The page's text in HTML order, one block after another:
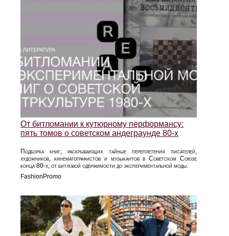
От битломании к кутюрному перформансу:
пять томов о советском андеграунде 80‑х
Подборка книг, раскрывающих тайные переплетения писателей,
художников, кинематографистов и музыкантов в Советском Союзе
конца 80‑х, от битловой одержимости до экспериментальной моды.
FashionPromo